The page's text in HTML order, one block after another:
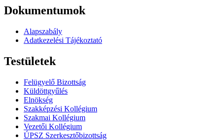
Dokumentumok
Alapszabály
Adatkezelési Tájékoztató
Testületek
Felügyelő Bizottság
Küldöttgyűlés
Elnökség
Szakképzési Kollégium
Szakmai Kollégium
Vezetői Kollégium
ÚPSZ Szerkesztőbizottság